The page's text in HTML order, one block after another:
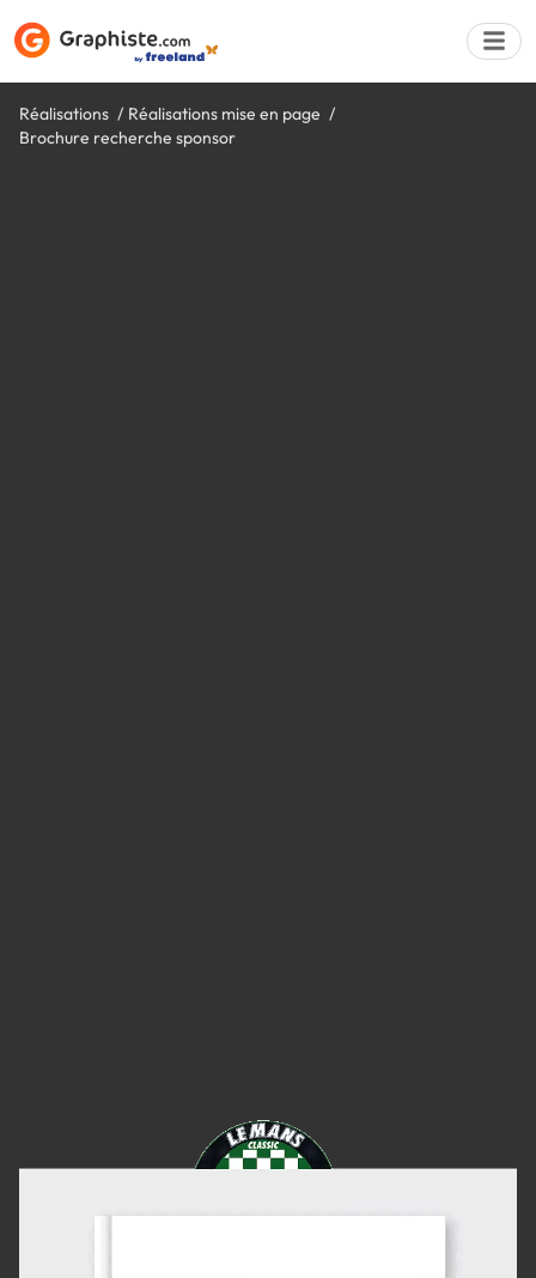
Réalisations
Réalisations mise en page
Brochure recherche sponsor